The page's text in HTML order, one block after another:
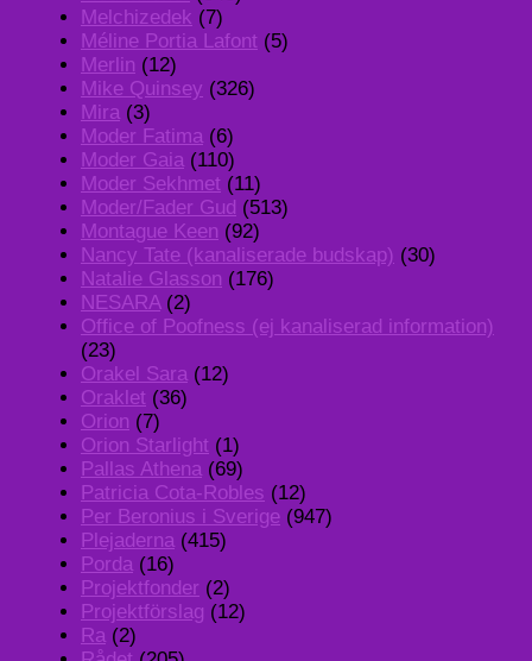
Melchizedek (7)
Méline Portia Lafont (5)
Merlin (12)
Mike Quinsey (326)
Mira (3)
Moder Fatima (6)
Moder Gaia (110)
Moder Sekhmet (11)
Moder/Fader Gud (513)
Montague Keen (92)
Nancy Tate (kanaliserade budskap) (30)
Natalie Glasson (176)
NESARA(2)
Office of Poofness (ej kanaliserad information)
(23)
Orakel Sara (12)
Oraklet (36)
Orion (7)
Orion Starlight (1)
Pallas Athena (69)
Patricia Cota-Robles (12)
Per Beronius i Sverige (947)
Plejaderna (415)
Porda (16)
Projektfonder (2)
Projektförslag (12)
Ra (2)